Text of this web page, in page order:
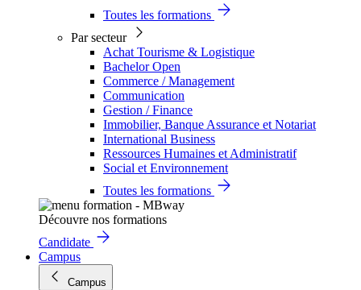
Toutes les formations
Par secteur
Achat Tourisme & Logistique
Bachelor Open
Commerce / Management
Communication
Gestion / Finance
Immobilier, Banque Assurance et Notariat
International Business
Ressources Humaines et Administratif
Social et Environnement
Toutes les formations
Découvre nos formations
Candidate
Campus
Campus